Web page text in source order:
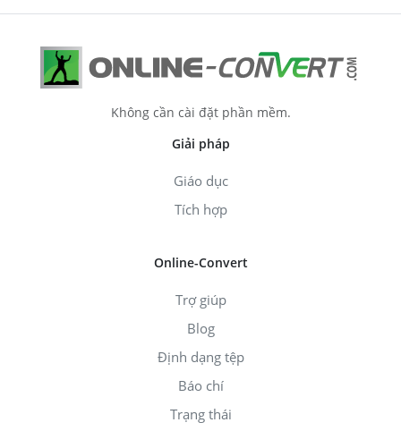
Không cần cài đặt phần mềm.
Giải pháp
Giáo dục
Tích hợp
Online-Convert
Trợ giúp
Blog
Định dạng tệp
Báo chí
Trạng thái